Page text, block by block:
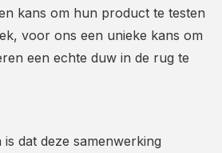
kans om hun product te testen
voor ons een unieke kans om
een echte duw in de rug te
dat deze samenwerking